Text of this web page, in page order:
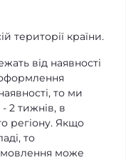
території країни.
від наявності
то ми
2 тижнів, в
регіону. Якщо
то
може